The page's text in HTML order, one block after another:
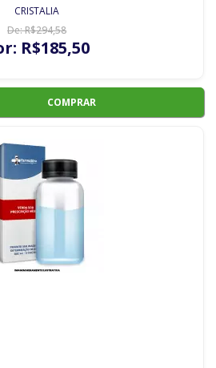
CRISTALIA
De:R$294,58
R$185,50
COMPRAR